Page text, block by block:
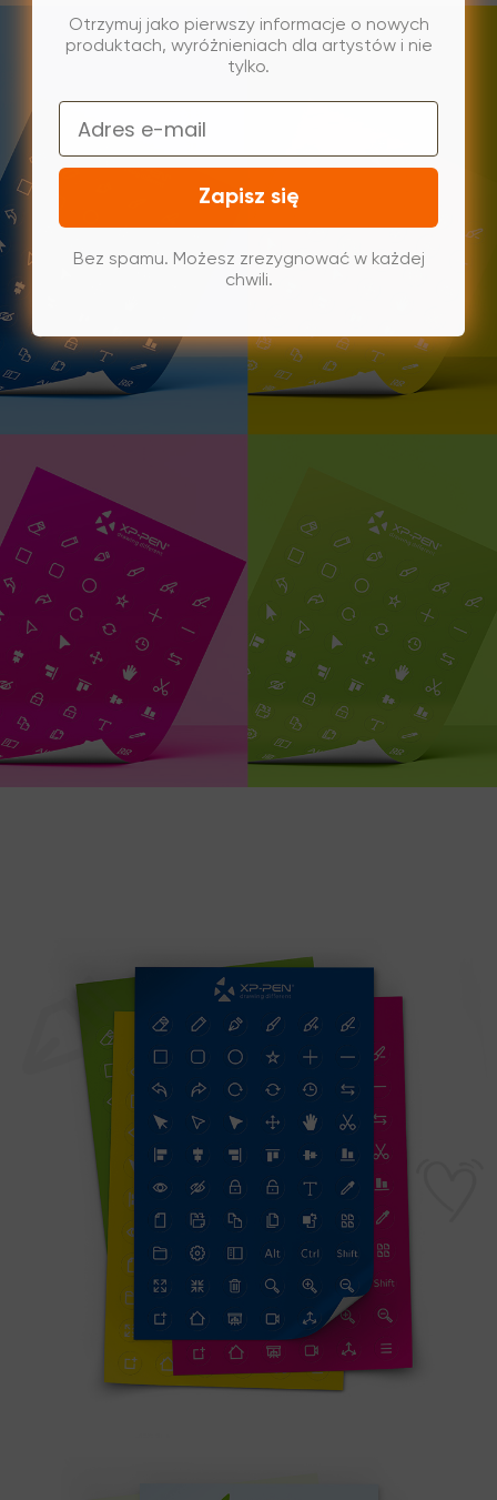
Otrzymuj jako pierwszy informacje o nowych
produktach, wyróżnieniach dla artystów i nie
tylko.
Email
Zapisz się
Bez spamu. Możesz zrezygnować w każdej
chwili.